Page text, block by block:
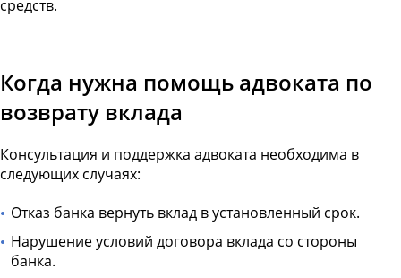
средств.
Когда нужна помощь адвоката по
возврату вклада
Консультация и поддержка адвоката необходима в
следующих случаях:
Отказ банка вернуть вклад в установленный срок.
Нарушение условий договора вклада со стороны
банка.